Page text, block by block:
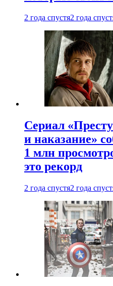
2 года спустя2 года
Сериал
и наказание»
1 млн
это рекорд
2 года спустя2 года